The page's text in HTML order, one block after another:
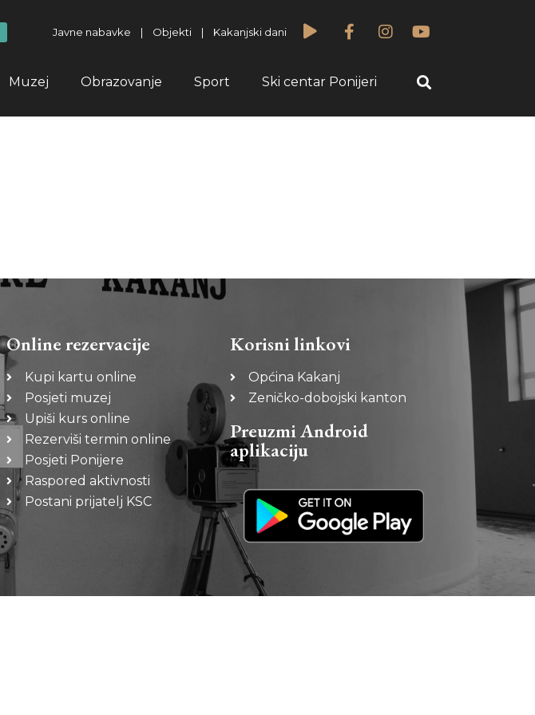
Javne nabavke | Objekti | Kakanjski dani
Muzej Obrazovanje Sport Ski centar Ponijeri
Online rezervacije
Kupi kartu online
Posjeti muzej
Upiši kurs online
Rezerviši termin online
Posjeti Ponijere
Raspored aktivnosti
Postani prijatelj KSC
Korisni linkovi
Općina Kakanj
Zeničko-dobojski kanton
Preuzmi Android
aplikaciju